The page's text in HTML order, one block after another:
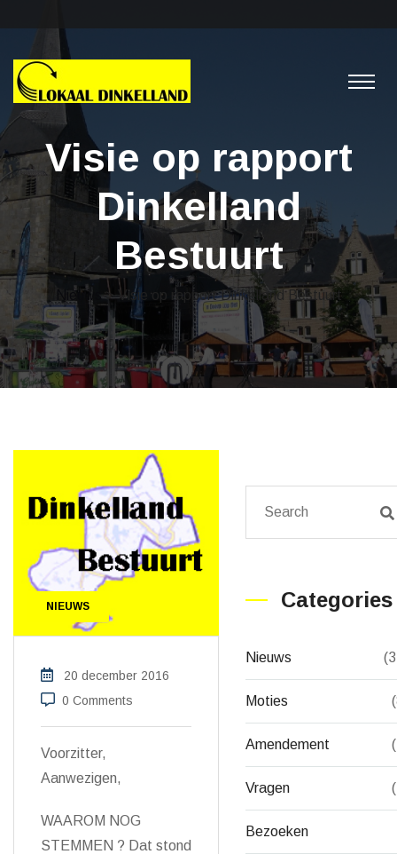
Visie op rapport
Dinkelland
Bestuurt
Nieuws> Visie op rapport Dinkelland Bestuurt
NIEUWS
20 december 2016
0 Comments
Voorzitter,
Aanwezigen,
WAAROM NOG
STEMMEN ? Dat stond
Categories
Nieuws
Moties
Amendement
Vragen
Bezoeken